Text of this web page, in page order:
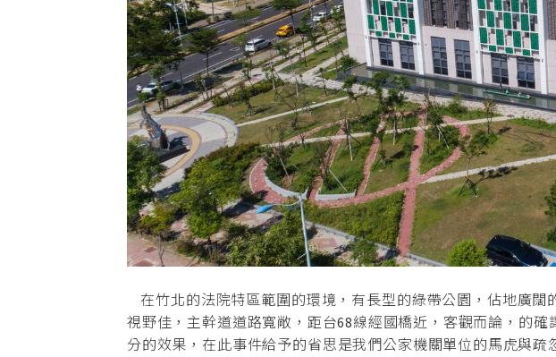
在竹北的法院特區範圍的環境，有長型的綠帶公園，佔地廣
視野佳，主幹道道路寬敞，距台68線經國橋近，客觀而論，的
分的效果，在此事件給予的省思是我們公家機關單位的馬虎與